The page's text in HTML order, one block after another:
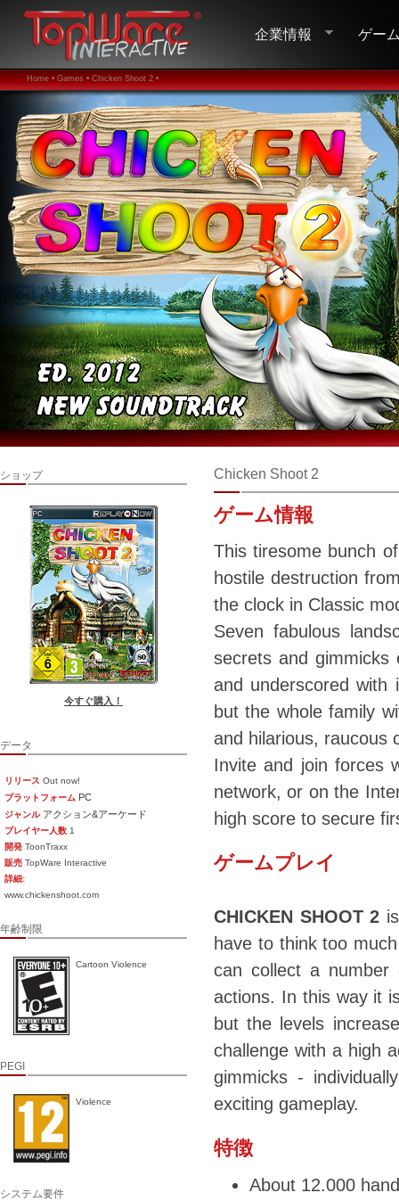
企業情報 ゲー
Home • Games • Chicken Shoot 2 •
ショップ
今すぐ購入！
データ
リリース Out now!
プラットフォーム PC
ジャンル アクション&アーケード
プレイヤー人数 1
開発 ToonTraxx
販売 TopWare Interactive
詳細:
www.chickenshoot.com
年齢制限
Cartoon Violence
PEGI
Violence
システム要件
Chicken Shoot 2
ゲーム情報
This tiresome bunch
hostile destruction
the clock in Classic
Seven fabulous
secrets and gimmicks
and underscored with
but the whole family
and hilarious, raucous
Invite and join forces
network, or on the
high score to secure
ゲームプレイ
CHICKEN SHOOT 2
have to think too
can collect a
actions. In this way it
but the levels
challenge with a high
gimmicks -
exciting gameplay.
特徴
About 12.000